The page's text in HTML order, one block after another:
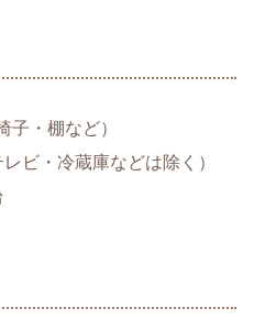
子・棚など）
ビ・冷蔵庫などは除く）